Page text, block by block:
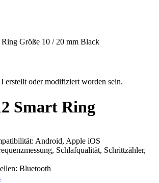
erstellt oder modifiziert worden sein.
Smart Ring
Android, Apple iOS
Schlafqualität, Schrittzähler,
Bluetooth